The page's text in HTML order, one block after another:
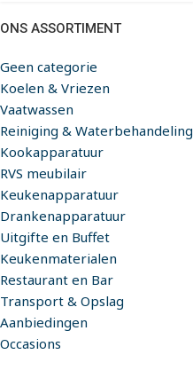
ONS ASSORTIMENT
Geen categorie
Koelen & Vriezen
Vaatwassen
Reiniging & Waterbehandeling
Kookapparatuur
RVS meubilair
Keukenapparatuur
Drankenapparatuur
Uitgifte en Buffet
Keukenmaterialen
Restaurant en Bar
Transport & Opslag
Aanbiedingen
Occasions